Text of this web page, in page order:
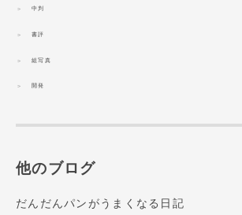
中判
書評
組写真
開発
他のブログ
だんだんパンがうまくなる日記